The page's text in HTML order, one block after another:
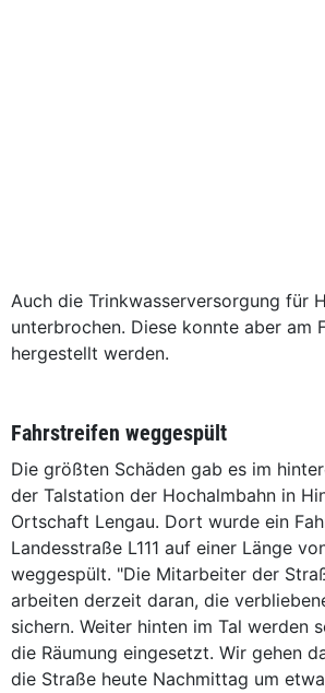
Auch die Trinkwasserversorgung für
unterbrochen. Diese konnte aber am
hergestellt werden.
Fahrstreifen weggespült
Die größten Schäden gab es im
der Talstation der Hochalmbahn in
Ortschaft Lengau. Dort wurde ein
Landesstraße L111 auf einer Länge
weggespült. "Die Mitarbeiter der
arbeiten derzeit daran, die
sichern. Weiter hinten im Tal werden
die Räumung eingesetzt. Wir gehen
die Straße heute Nachmittag um